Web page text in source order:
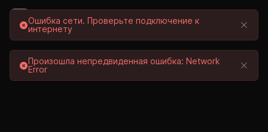
Выберите
Вход / Регистрация
Ошибка сети. Проверьте подключение к
интернету
Произошла непредвиденная ошибка: Network
Error